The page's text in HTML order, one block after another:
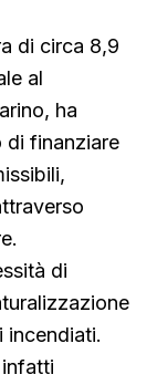
di circa 8,9
al
ha
di finanziare
di
incendiati.